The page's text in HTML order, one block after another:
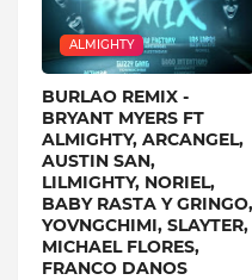
ALMIGHTY
BURLAO REMIX -
BRYANT MYERS FT
ALMIGHTY, ARCANGEL,
AUSTIN SAN,
LILMIGHTY, NORIEL,
BABY RASTA Y GRINGO,
YOVNGCHIMI, SLAYTER,
MICHAEL FLORES,
FRANCO DANOS